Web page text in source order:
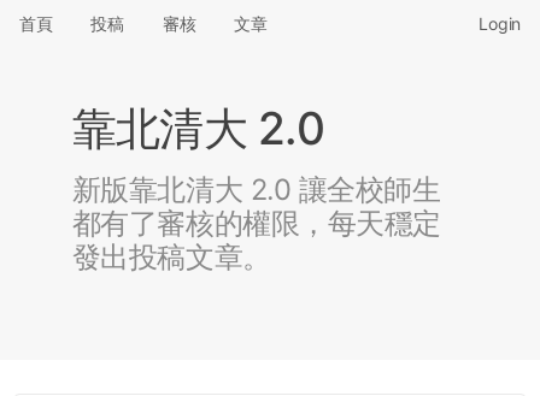
首頁 投稿 審核 文章 Login
靠北清大 2.0
新版靠北清大 2.0 讓全校師生
都有了審核的權限，每天穩定
發出投稿文章。